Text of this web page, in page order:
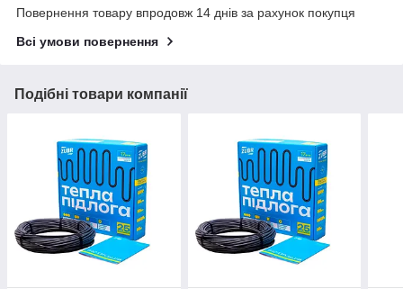
Повернення товару впродовж 14 днів за рахунок покупця
Всі умови повернення
Подібні товари компанії